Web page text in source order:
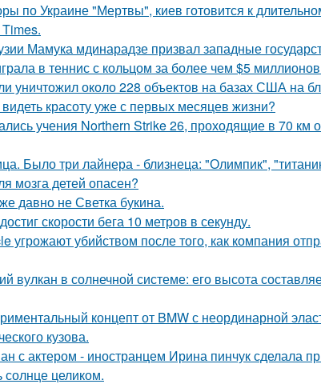
по Украине "Мертвы", киев готовится к
Мамука мдинарадзе призвал западные
в теннис с кольцом за более чем $5
уничтожил около 228 объектов на базах США на
красоту уже с первых месяцев жизни?
учения Northern Strike 26, проходящие в 70 км
Было три лайнера - близнеца: "Олимпик",
мозга детей опасен?
давно не Светка букина.
скорости бега 10 метров в секунду.
угрожают убийством после того, как компания
вулкан в солнечной системе: его высота
концепт от BMW с неординарной
кузова.
с актером - иностранцем Ирина пинчук сделала
целиком.